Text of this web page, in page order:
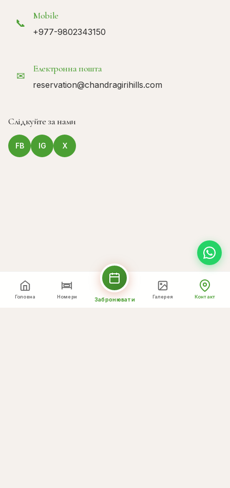
📞
Mobile
+977-9802343150
✉
Електронна пошта
reservation@chandragirihills.com
Слідкуйте за нами
FB IG X
Головна Номери Забронювати Галерея Контакт